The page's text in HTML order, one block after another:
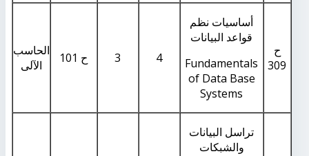
ح
309
أساسيات نظم
قواعد البيانات
Fundamentals
of Data Base
Systems
4
3 ح 101
الحاسب
الآلى
تراسل البيانات
والشبكات